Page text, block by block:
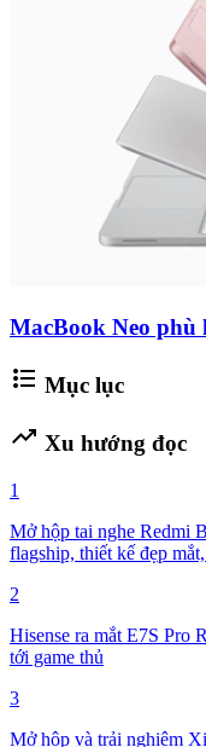
MacBook Neo phù
format_list_bulleted Mục lục
trending_up Xu hướng đọc
1
Mở hộp tai nghe Redmi
flagship, thiết kế đẹp mắt,
2
Hisense ra mắt E7S
tới game thủ
3
Mở hộp và trải nghiệm